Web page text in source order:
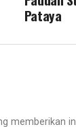
Pataya